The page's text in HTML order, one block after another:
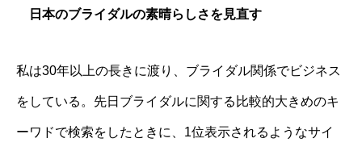
日本のブライダルの素晴らしさを見直す
私は30年以上の長きに渡り、ブライダル関係でビジネス
をしている。先日ブライダルに関する比較的大きめのキ
ーワドで検索をしたときに、1位表示されるようなサイ